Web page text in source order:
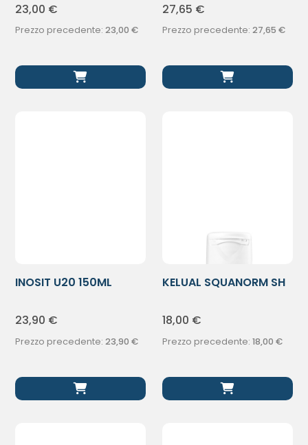
23,00 €
Prezzo precedente:23,00 €
27,65 €
Prezzo precedente: 27,65 €
INOSIT U20 150ML
23,90 €
Prezzo precedente:23,90 €
KELUAL SQUANORM SH
18,00 €
Prezzo precedente: 18,00 €